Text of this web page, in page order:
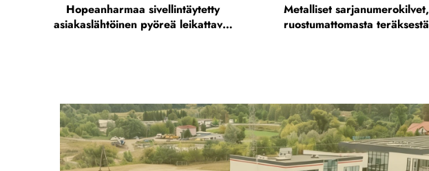
Hopeanharmaa sivellintäytetty
asiakaslähtöinen pyöreä leikattava,
Metalliset sarjanumerokilvet,
ruostumattomasta teräksestä